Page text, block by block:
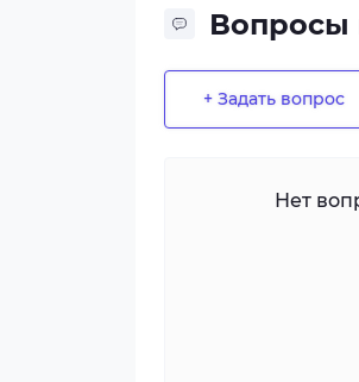
Вопросы
+ Задать вопрос
Нет